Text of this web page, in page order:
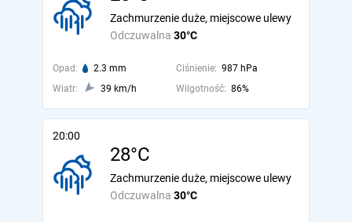
Odczuwalna 30°C
Zachmurzenie duże, miejscowe ulewy
Opad: 2.3 mm Ciśnienie: 987 hPa
Wiatr:
39 km/h Wilgotność: 86%
20:00
28°C
Odczuwalna 30°C
Zachmurzenie duże, miejscowe ulewy